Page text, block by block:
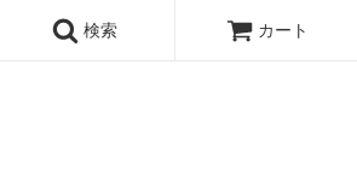
検索 カート